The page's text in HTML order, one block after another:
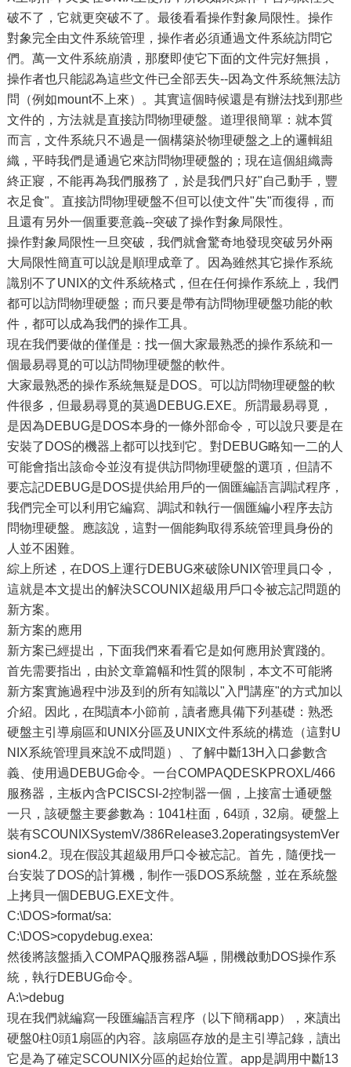
破不了，它就更突破不了。最後看看操作對象局限性。操作
對象完全由文件系統管理，操作者必須通過文件系統訪問它
們。萬一文件系統崩潰，那麼即使它下面的文件完好無損，
操作者也只能認為這些文件已全部丟失--因為文件系統無法訪
問（例如mount不上來）。其實這個時候還是有辦法找到那些
文件的，方法就是直接訪問物理硬盤。道理很簡單：就本質
而言，文件系統只不過是一個構築於物理硬盤之上的邏輯組
織，平時我們是通過它來訪問物理硬盤的；現在這個組織壽
終正寢，不能再為我們服務了，於是我們只好"自己動手，豐
衣足食"。直接訪問物理硬盤不但可以使文件"失"而復得，而
且還有另外一個重要意義--突破了操作對象局限性。
操作對象局限性一旦突破，我們就會驚奇地發現突破另外兩
大局限性簡直可以說是順理成章了。因為雖然其它操作系統
識別不了UNIX的文件系統格式，但在任何操作系統上，我們
都可以訪問物理硬盤；而只要是帶有訪問物理硬盤功能的軟
件，都可以成為我們的操作工具。
現在我們要做的僅僅是：找一個大家最熟悉的操作系統和一
個最易尋覓的可以訪問物理硬盤的軟件。
大家最熟悉的操作系統無疑是DOS。可以訪問物理硬盤的軟
件很多，但最易尋覓的莫過DEBUG.EXE。所謂最易尋覓，
是因為DEBUG是DOS本身的一條外部命令，可以說只要是在
安裝了DOS的機器上都可以找到它。對DEBUG略知一二的人
可能會指出該命令並沒有提供訪問物理硬盤的選項，但請不
要忘記DEBUG是DOS提供給用戶的一個匯編語言調試程序，
我們完全可以利用它編寫、調試和執行一個匯編小程序去訪
問物理硬盤。應該說，這對一個能夠取得系統管理員身份的
人並不困難。
綜上所述，在DOS上運行DEBUG來破除UNIX管理員口令，
這就是本文提出的解決SCOUNIX超級用戶口令被忘記問題的
新方案。
新方案的應用
新方案已經提出，下面我們來看看它是如何應用於實踐的。
首先需要指出，由於文章篇幅和性質的限制，本文不可能將
新方案實施過程中涉及到的所有知識以"入門講座"的方式加以
介紹。因此，在閱讀本小節前，讀者應具備下列基礎：熟悉
硬盤主引導扇區和UNIX分區及UNIX文件系統的構造（這對U
NIX系統管理員來說不成問題）、了解中斷13H入口參數含
義、使用過DEBUG命令。一台COMPAQDESKPROXL/466
服務器，主板內含PCISCSI-2控制器一個，上接富士通硬盤
一只，該硬盤主要參數為：1041柱面，64頭，32扇。硬盤上
裝有SCOUNIXSystemV/386Release3.2operatingsystemVer
sion4.2。現在假設其超級用戶口令被忘記。首先，隨便找一
台安裝了DOS的計算機，制作一張DOS系統盤，並在系統盤
上拷貝一個DEBUG.EXE文件。
C:\DOS>format/sa:
C:\DOS>copydebug.exea:
然後將該盤插入COMPAQ服務器A驅，開機啟動DOS操作系
統，執行DEBUG命令。
A:\>debug
現在我們就編寫一段匯編語言程序（以下簡稱app），來讀出
硬盤0柱0頭1扇區的內容。該扇區存放的是主引導記錄，讀出
它是為了確定SCOUNIX分區的起始位置。app是調用中斷13